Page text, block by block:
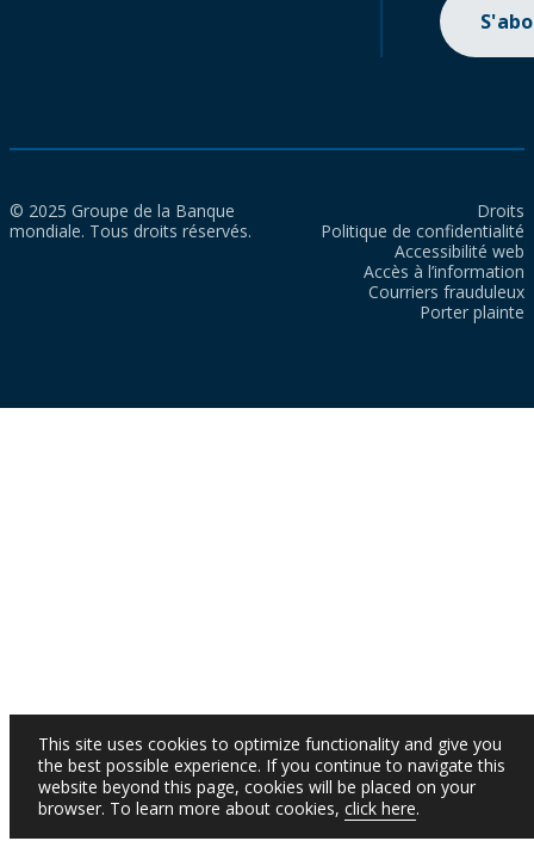
© 2025 Groupe de la Banque
mondiale. Tous droits réservés.
Droits
Politique de confidentialité
Accessibilité web
Accès à l’information
Courriers frauduleux
Porter plainte
This site uses cookies to optimize functionality and give you
the best possible experience. If you continue to navigate this
website beyond this page, cookies will be placed on your
browser. To learn more about cookies, click here.